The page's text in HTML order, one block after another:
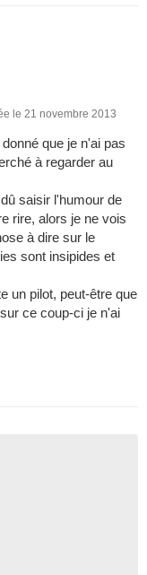
le 21 novembre 2013
que je n'ai pas
à regarder au
saisir l'humour de
rire, alors je ne vois
à dire sur le
sont insipides et
un pilot, peut-être que
ce coup-ci je n'ai